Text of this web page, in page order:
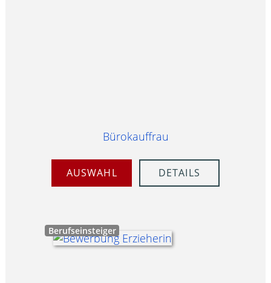
Bürokauffrau
AUSWAHL DETAILS
Berufseinsteiger